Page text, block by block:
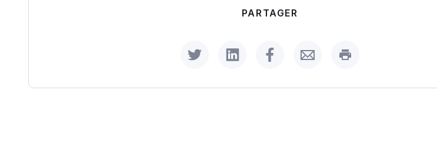
PARTAGER
Share on TwitterShare on LinkedIn
Share on Facebook
Share by EmailPrint this page